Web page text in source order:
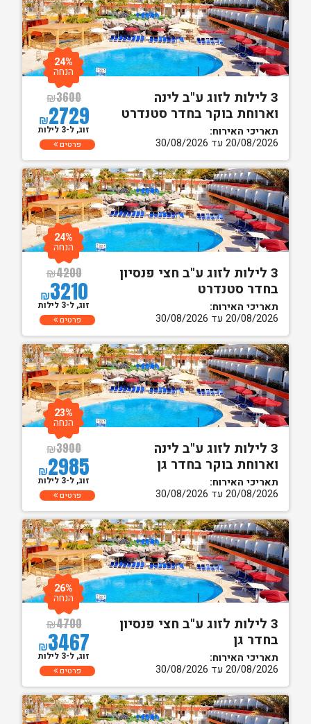
3 לילות לזוג ע"ב לינה
וארוחת בוקר בחדר סטנדרט
תאריכי האירוח:
20/08/2026 עד 30/08/2026
₪3600
₪2729
24%
הנחה
זוג, ל-3 לילות
פרטים
3 לילות לזוג ע"ב חצי פנסיון
בחדר סטנדרט
תאריכי האירוח:
20/08/2026 עד 30/08/2026
₪4200
₪3210
24%
הנחה
זוג, ל-3 לילות
פרטים
3 לילות לזוג ע"ב לינה
וארוחת בוקר בחדר גן
תאריכי האירוח:
20/08/2026 עד 30/08/2026
₪3900
₪2985
23%
הנחה
זוג, ל-3 לילות
פרטים
3 לילות לזוג ע"ב חצי פנסיון
בחדר גן
תאריכי האירוח:
20/08/2026 עד 30/08/2026
₪4700
₪3467
26%
הנחה
זוג, ל-3 לילות
פרטים